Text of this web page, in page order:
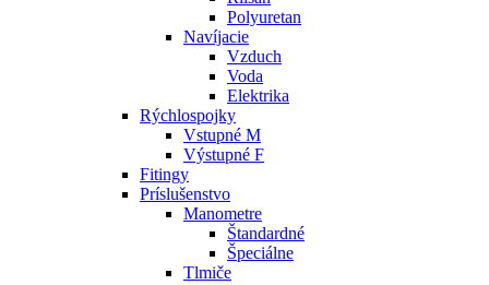
Polyuretan
Navíjacie
Vzduch
Voda
Elektrika
Rýchlospojky
Vstupné M
Výstupné F
Fitingy
Príslušenstvo
Manometre
Štandardné
Špeciálne
Tlmiče